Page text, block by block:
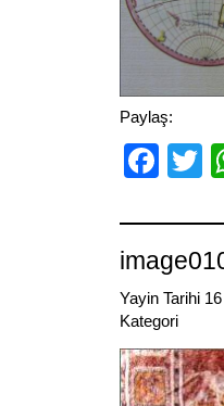
Paylaş:
Yayin Tarihi
Kategori